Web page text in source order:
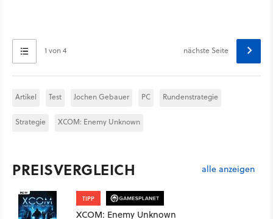
1 von 4 nächste Seite
Artikel Test Jochen Gebauer PC Rundenstrategie
Strategie XCOM: Enemy Unknown
PREISVERGLEICH alle anzeigen
TIPP
XCOM: Enemy Unknown